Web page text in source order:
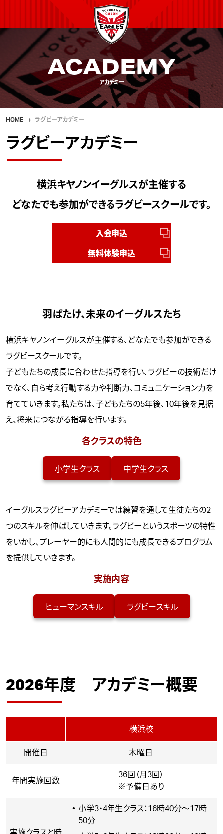
ACADEMY
アカデミー
HOME ラグビーアカデミー
ラグビーアカデミー
横浜キヤノンイーグルスが主催する
どなたでも参加ができるラグビースクールです。
入会申込
無料体験申込
羽ばたけ、未来のイーグルスたち
横浜キヤノンイーグルスが主催する、どなたでも参加ができる
ラグビースクールです。
子どもたちの成長に合わせた指導を行い、ラグビーの技術だけ
でなく、自ら考え行動する力や判断力、コミュニケーション力を
育てていきます。私たちは、子どもたちの5年後、10年後を見据
え、将来につながる指導を行います。
各クラスの特色
小学生クラス 中学生クラス
イーグルスラグビーアカデミーでは練習を通して生徒たちの2
つのスキルを伸ばしていきます。ラグビーというスポーツの特性
をいかし、プレーヤー的にも人間的にも成長できるプログラム
を提供していきます。
実施内容
ヒューマンスキル ラグビースキル
2026年度 アカデミー概要
横浜校
開催日 木曜日
年間実施回数
36回（月3回）
※予備日あり
小学3・4年生クラス：16時40分～17時
50分